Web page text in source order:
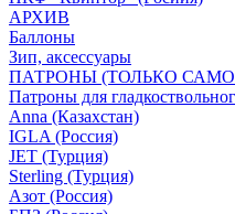
АРХИВ
Баллоны
Зип, аксессуары
ПАТРОНЫ (ТОЛЬКО
Патроны для
Anna (Казахстан)
IGLA (Россия)
JET (Турция)
Sterling (Турция)
Азот (Россия)